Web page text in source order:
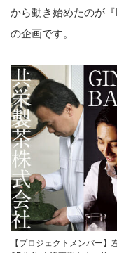
から動き始めたのが
の企画です。
【プロジェクトメンバー